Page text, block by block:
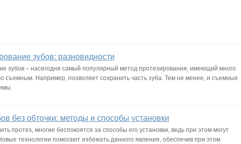
зубов: разновидности
зубов – насегодня самый популярный метод протезирования, имеющий много
съемным. Например, позволяет сохранить часть зуба. Тем не менее, и съемные
без обточки: методы и способы установки
протез, многие беспокоятся за способы его установки, ведь при этом могут
технологии помогают избежать данного явления, обеспечив при этом